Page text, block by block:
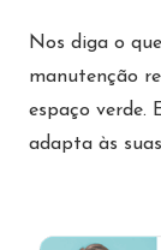
Nos diga o
manutenção
espaço verde.
adapta às